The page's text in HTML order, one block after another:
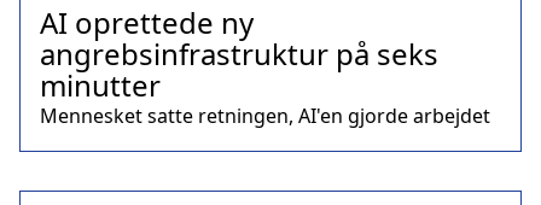
AI oprettede ny
angrebsinfrastruktur på seks
minutter
Mennesket satte retningen, AI'en gjorde arbejdet